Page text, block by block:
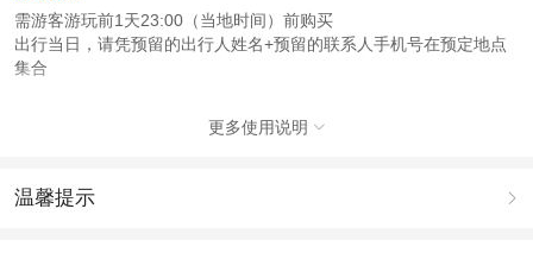
需游客游玩前1天23:00（当地时间）前购买
出行当日，请凭预留的出行人姓名+预留的联系人手机号在预定地点
集合
查看： 查看工商执照信息
更多使用说明 
温馨提示 